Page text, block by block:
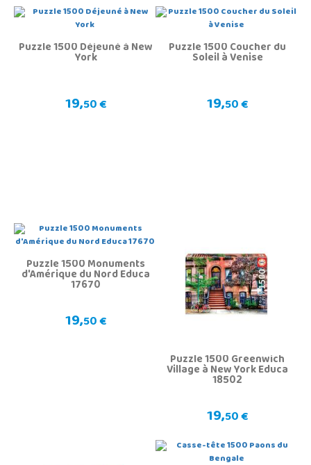
Puzzle 1500 Déjeuné à New
York
19,50 €
Puzzle 1500 Coucher du
Soleil à Venise
19,50 €
Puzzle 1500 Monuments
d'Amérique du Nord Educa
17670
19,50 €
Puzzle 1500 Greenwich
Village à New York Educa
18502
19,50 €